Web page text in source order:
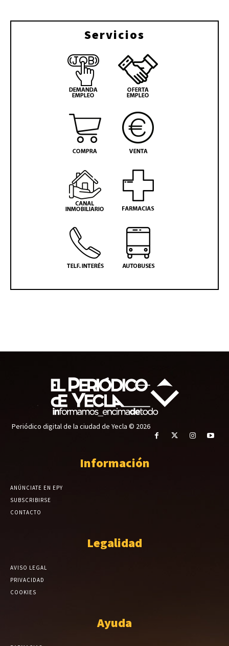
Servicios
Periódico digital de la ciudad de Yecla © 2026
Información
ANÚNCIATE EN EPY
SUBSCRIBIRSE
CONTACTO
Legalidad
AVISO LEGAL
PRIVACIDAD
COOKIES
Ayuda